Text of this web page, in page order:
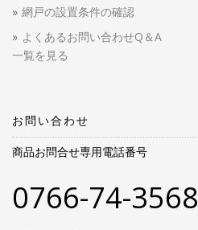
網戸の設置条件の確認
よくあるお問い合わせQ＆A
一覧を見る
お問い合わせ
商品お問合せ専用電話番号
0766-74-3568